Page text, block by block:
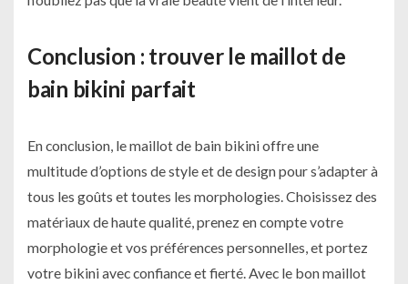
Conclusion : trouver le maillot de
bain bikini parfait
En conclusion, le maillot de bain bikini offre une
multitude d’options de style et de design pour s’adapter à
tous les goûts et toutes les morphologies. Choisissez des
matériaux de haute qualité, prenez en compte votre
morphologie et vos préférences personnelles, et portez
votre bikini avec confiance et fierté. Avec le bon maillot